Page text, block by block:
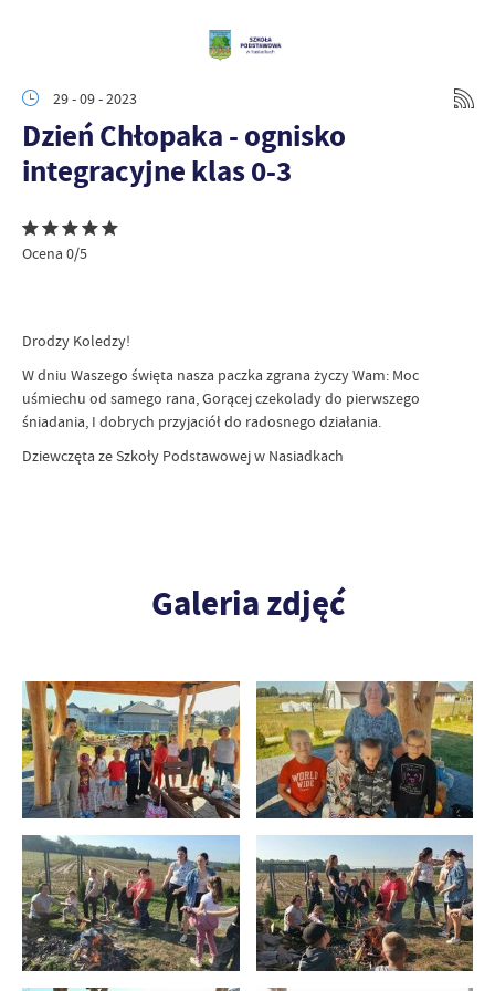
29 - 09 - 2023
Dzień Chłopaka - ognisko
integracyjne klas 0-3
Ocena 0/5
Drodzy Koledzy!
W dniu Waszego święta nasza paczka zgrana życzy Wam: Moc
uśmiechu od samego rana, Gorącej czekolady do pierwszego
śniadania, I dobrych przyjaciół do radosnego działania.
Dziewczęta ze Szkoły Podstawowej w Nasiadkach
Galeria zdjęć